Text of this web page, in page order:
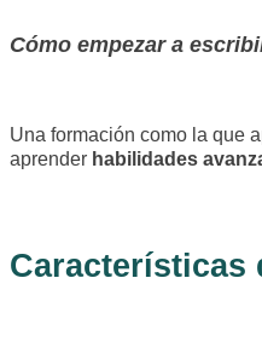
Cómo empezar a
Una formación como la que
aprender habilidades
Características